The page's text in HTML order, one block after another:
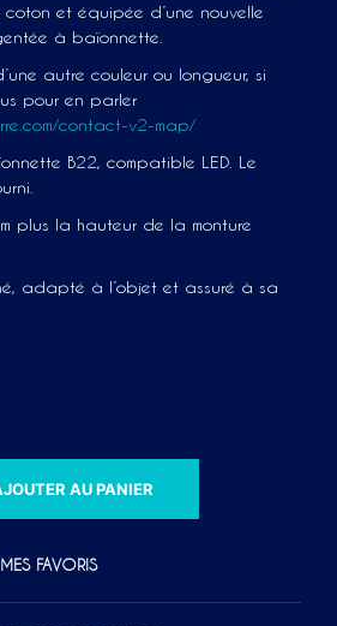
et équipée d’une nouvelle
à baïonnette.
autre couleur ou longueur, si
pour en parler
contact-v2-map/
B22, compatible LED. Le
plus la hauteur de la monture
adapté à l’objet et assuré à sa
AU PANIER
R
FAVORIS